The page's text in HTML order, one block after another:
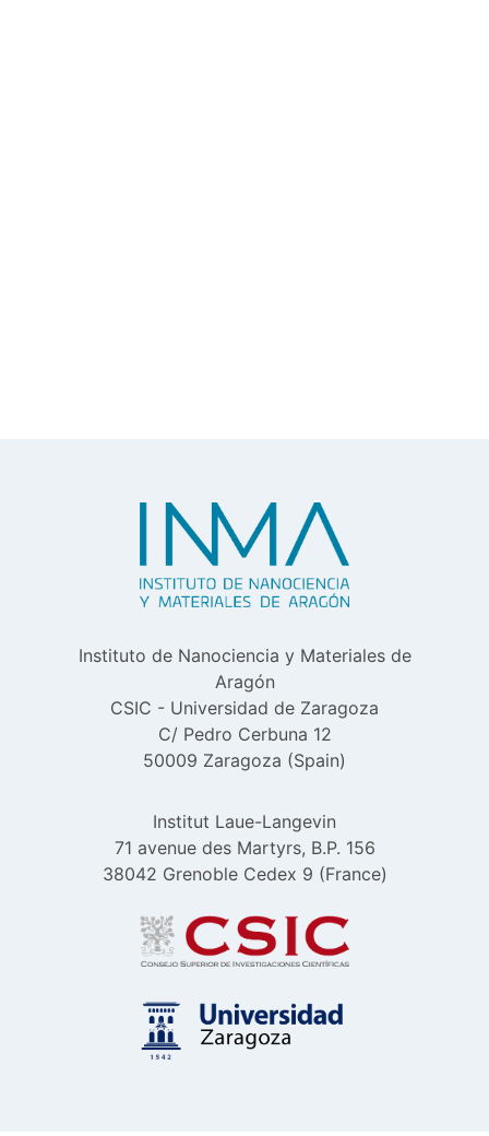
Instituto de Nanociencia y Materiales de
Aragón
CSIC - Universidad de Zaragoza
C/ Pedro Cerbuna 12
50009 Zaragoza (Spain)
Institut Laue-Langevin
71 avenue des Martyrs, B.P. 156
38042 Grenoble Cedex 9 (France)